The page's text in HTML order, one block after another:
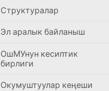
Структуралар
Эл аралык байланыш
ОшМУнун кесиптик
бирлиги
Окумуштуулар кеңеши